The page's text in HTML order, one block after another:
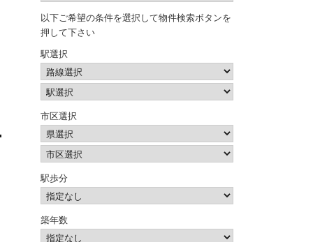
以下ご希望の条件を選択して物件検索ボタンを
押して下さい
駅選択
市区選択
駅歩分
築年数